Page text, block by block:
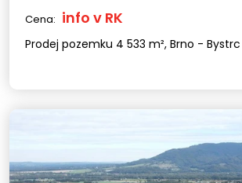
Cena: info v RK
Prodej pozemku 4 533 m², Brno - Bystrc